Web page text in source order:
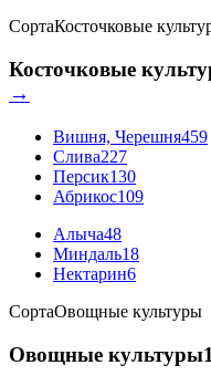
СортаКосточковые
Косточковые
→
Вишня, Черешня459
Слива227
Персик130
Абрикос109
Алыча48
Миндаль18
Нектарин6
СортаОвощные культуры
Овощные культуры